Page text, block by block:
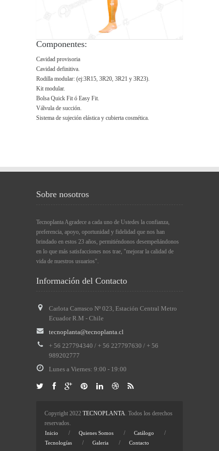
Componentes:
Cavidad provisoria
Cavidad definitiva.
Rodilla modular: (ej:3R15, 3R20, 3R21 y 3R23).
Kit modular.
Bolsa Quick Fit ó Easy Fit.
Válvula de succión.
Sistema de sujeción elástica y cubierta cosmética.
Sobre nosotros
Tecnoplanta Agradece a cada uno de Ustedes la confianza,
preferencia, apoyo, oportunidad y fidelidad que nos han
brindado en estos 23 años, permitiéndonos desempeñándonos
en lo que más satisfacciones nos trae, "mejorar la calidad de
vida de nuestros usuarios".
Información del Contacto
Carlota Carrasco Nº 023, Estación Central Metro
Ecuador R.M - Chile
tecnoplanta@tecnoplanta.cl
+ 56 227794340 / + 56 227797630 / + 56
989202777
Lunes a Viernes: 9:00 - 19:00
Copyright 2022 TECNOPLANTA. Todos los derechos
reservados.
Inicio / Quienes Somos / Catálogo /
Tecnologías / Galeria / Contacto